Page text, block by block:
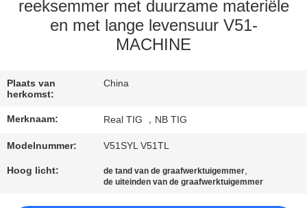
OM
EEN
CITAAT
SITEMAP
reeksemmer met duurzame materiële
en met lange levensuur V51-
MACHINE
Plaats van
herkomst:
China
Merknaam: Real TIG ，NB TIG
Modelnummer: V51SYL V51TL
Hoog licht: de tand van de graafwerktuigemmer,
de uiteinden van de graafwerktuigemmer